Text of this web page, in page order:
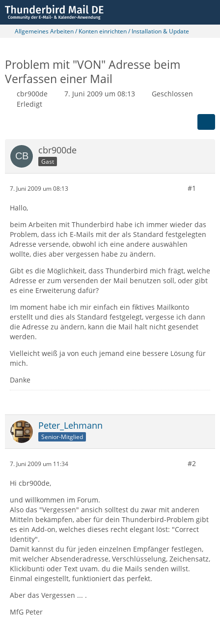
Allgemeines Arbeiten / Konten einrichten / Installation & Update
Problem mit "VON" Adresse beim
Verfassen einer Mail
cbr900de 7. Juni 2009 um 08:13
Geschlossen
Erledigt
cbr900de
Gast
7. Juni 2009 um 08:13 #1
Hallo,
beim Arbeiten mit Thunderbird habe ich immer wieder das
Problem, dass ich E-Mails mit der als Standard festgelegten
Adresse versende, obwohl ich eine andere auswählen
wollte, dies aber vergessen habe zu ändern.
Gibt es die Möglichkeit, dass Thunderbird mich frägt, welche
Adresse er zum versenden der Mail benutzen soll, oder gibt
es eine Erweiterung dafür?
Im moment habe ich mir einfach ein fiktives Mailkonto
erstellt und dies als Standard festgelegt, vergesse ich dann
die Adresse zu ändern, kann die Mail halt nicht gesendet
werden.
Vielleicht weiß ja von euch jemand eine bessere Lösung für
mich.
Danke
Peter_Lehmann
Senior-Mitglied
7. Juni 2009 um 11:34 #2
Hi cbr900de,
und willkommen im Forum.
Also das "Vergessen" ansich solltest du zwar mit anderen
Mitteln bekämpfen, aber für dein Thunderbird-Problem gibt
es ein Add-on, welches dieses recht elegant löst: "Correct
Identity".
Damit kannst du für jeden einzelnen Empfänger festlegen,
mit welcher Absenderadresse, Verschlüsselung, Zeichensatz,
Klickibunti oder Text uvam. du die Mails senden willst.
Einmal eingestellt, funktioniert das perfekt.
Aber das Vergessen ... .
MfG Peter